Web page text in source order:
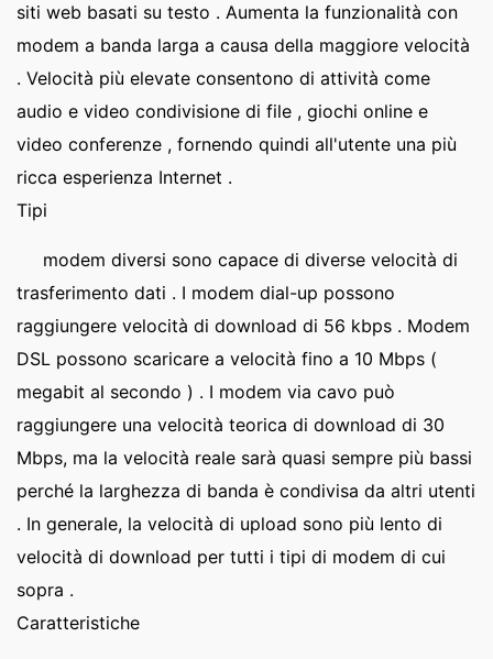
siti web basati su testo . Aumenta la funzionalità con
modem a banda larga a causa della maggiore velocità
. Velocità più elevate consentono di attività come
audio e video condivisione di file , giochi online e
video conferenze , fornendo quindi all'utente una più
ricca esperienza Internet .
Tipi
modem diversi sono capace di diverse velocità di
trasferimento dati . I modem dial-up possono
raggiungere velocità di download di 56 kbps . Modem
DSL possono scaricare a velocità fino a 10 Mbps (
megabit al secondo ) . I modem via cavo può
raggiungere una velocità teorica di download di 30
Mbps, ma la velocità reale sarà quasi sempre più bassi
perché la larghezza di banda è condivisa da altri utenti
. In generale, la velocità di upload sono più lento di
velocità di download per tutti i tipi di modem di cui
sopra .
Caratteristiche